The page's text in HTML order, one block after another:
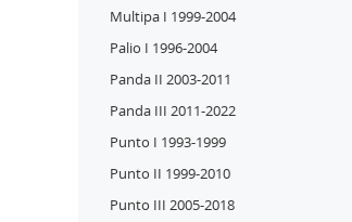
Multipa I 1999-2004
Palio I 1996-2004
Panda II 2003-2011
Panda III 2011-2022
Punto I 1993-1999
Punto II 1999-2010
Punto III 2005-2018